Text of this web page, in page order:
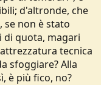
d'altronde, che
se non è stato
di quota, magari
tecnica
sfoggiare? Alla
è più fico, no?